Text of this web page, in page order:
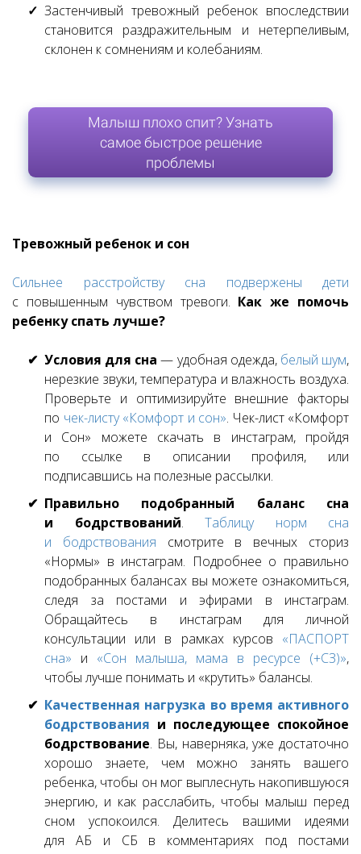
Застенчивый тревожный ребенок впоследствии
становится раздражительным и нетерпеливым,
склонен к сомнениям и колебаниям.
Малыш плохо спит? Узнать
самое быстрое решение
проблемы
Тревожный ребенок и сон
Сильнее расстройству сна подвержены дети
с повышенным чувством тревоги. Как же помочь
ребенку спать лучше?
Условия для сна — удобная одежда, белый шум,
нерезкие звуки, температура и влажность воздуха.
Проверьте и оптимизируйте внешние факторы
по чек-листу «Комфорт и сон». Чек-лист «Комфорт
и Сон» можете скачать в инстаграм, пройдя
по ссылке в описании профиля, или
подписавшись на полезные рассылки.
Правильно подобранный баланс сна
и бодрствований. Таблицу норм сна
и бодрствования смотрите в вечных сториз
«Нормы» в инстаграм. Подробнее о правильно
подобранных балансах вы можете ознакомиться,
следя за постами и эфирами в инстаграм.
Обращайтесь в инстаграм для личной
консультации или в рамках курсов «ПАСПОРТ
сна» и «Сон малыша, мама в ресурсе (+СЗ)»,
чтобы лучше понимать и «крутить» балансы.
Качественная нагрузка во время активного
бодрствования и последующее спокойное
бодрствование. Вы, наверняка, уже достаточно
хорошо знаете, чем можно занять вашего
ребенка, чтобы он мог выплеснуть накопившуюся
энергию, и как расслабить, чтобы малыш перед
сном успокоился. Делитесь вашими идеями
для АБ и СБ в комментариях под постами